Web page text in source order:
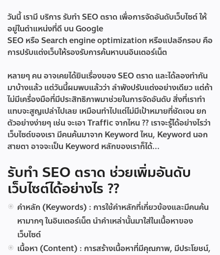
วันนี้ เรามี บริการรับทำ SEO ตราด เพื่อการจัดอันดับเว็บไซต์ ให้
อยู่ในตำแหน่งที่ดี บน Google
SEO หรือ Search engine optimization หรือแปลอีกรอบ คือ
การปรับแต่งเว็บให้รองรับการค้นหาบนอินเตอร์เน็ต
หลายๆ คน อาจเคยได้ยินเรื่องของ SEO ตราด และได้ลองทำกัน
มาบ้างแล้ว แต่วันนี้ผมพบแล้วว่า ลำพังปรับแต่งอย่างเดียว แต่ถ้า
ไม่มีเครื่องมือที่มีประสิทธิภาพมาช่วยในการจัดอันดับ สิ่งที่เราทำ
แทบจะสูญเปล่าไปเลย เหมือนทำไปแต่ไม่มีเป้าหมายที่ชัดเจน ยก
ตัวอย่างง่ายๆ เช่น จะเอา Traffic จากไหน ?? เราจะรู้ได้อย่างไรว่า
เว็บไซต์ของเรา มีคนค้นมาจาก Keyword ไหน, Keyword นอก
สายตา อาจจะเป็น Keyword หลักของเราก็ได้...
รับทำ SEO ตราด ช่วยเพิ่มอันดับ
เว็บไซต์ได้อย่างไร ??
คำหลัก (Keywords) : การใช้คำหลักที่เกี่ยวข้องและมีคนค้น
หามากๆ ในอินเตอร์เน็ต นำคำเหล่านั้นมาใส่ในเนื้อหาของ
เว็บไซต์
เนื้อหา (Content) : การสร้างเนื้อหาที่มีคุณภาพ, มีประโยชน์,